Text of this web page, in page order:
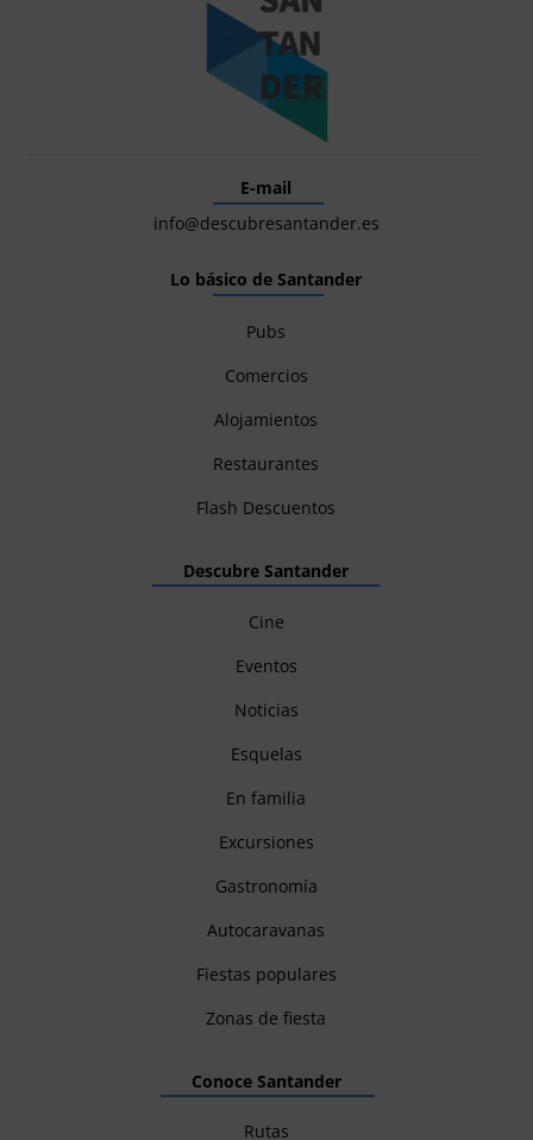
E-mail
info@descubresantander.es
Lo básico de Santander
Pubs
Comercios
Alojamientos
Restaurantes
Flash Descuentos
Descubre Santander
Cine
Eventos
Noticias
Esquelas
En familia
Excursiones
Gastronomía
Autocaravanas
Fiestas populares
Zonas de fiesta
Conoce Santander
Rutas